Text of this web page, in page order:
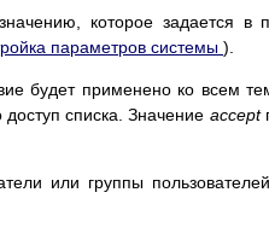
которое задается в
параметров системы ).
будет применено ко всем
списка. Значение accept
или группы